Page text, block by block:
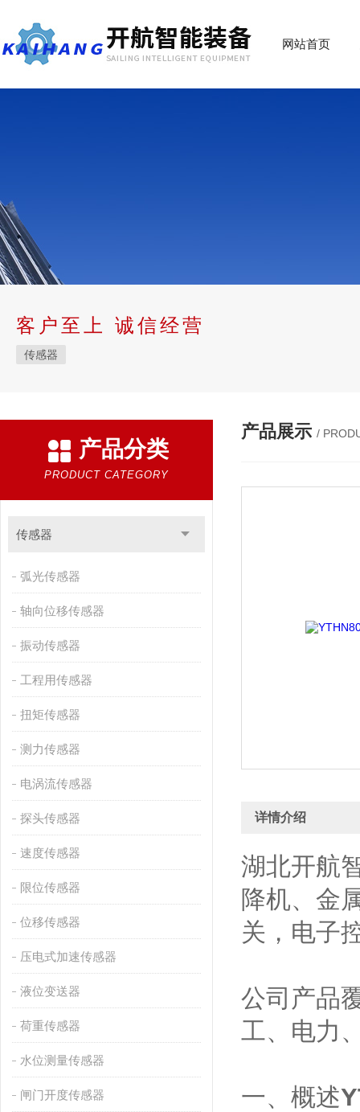
网站首页
客户至上 诚信经营
传感器
产品分类
PRODUCT CATEGORY
传感器
弧光传感器
轴向位移传感器
振动传感器
工程用传感器
扭矩传感器
测力传感器
电涡流传感器
探头传感器
速度传感器
限位传感器
位移传感器
压电式加速传感器
液位变送器
荷重传感器
水位测量传感器
闸门开度传感器
产品展示 /
详情介绍
湖北开航
降机、金
关，电子
公司产品
工、电力
一、概述